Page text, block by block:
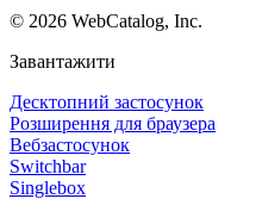
© 2026 WebCatalog, Inc.
Завантажити
Десктопний застосунок
Розширення для браузера
Вебзастосунок
Switchbar
Singlebox